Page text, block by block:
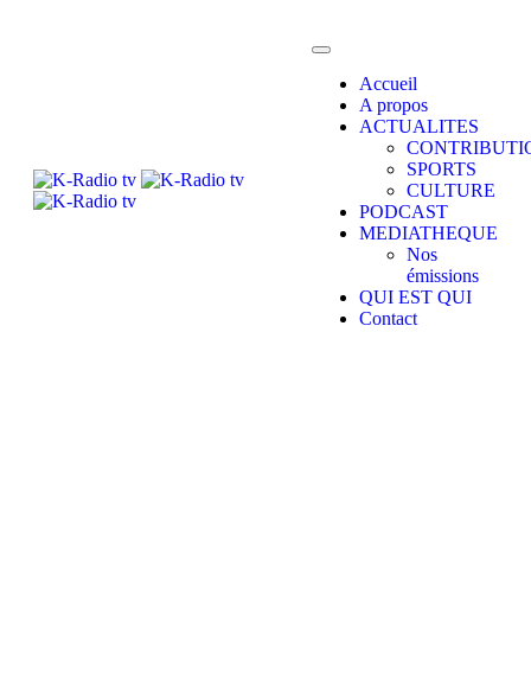
Accueil
A propos
ACTUALITES
SPORTS
CULTURE
PODCAST
MEDIATHEQUE
Nos
émissions
QUI EST QUI
Contact